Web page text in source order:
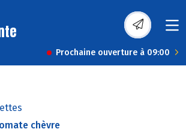
Prochaine ouverture à 09:00
chèvre